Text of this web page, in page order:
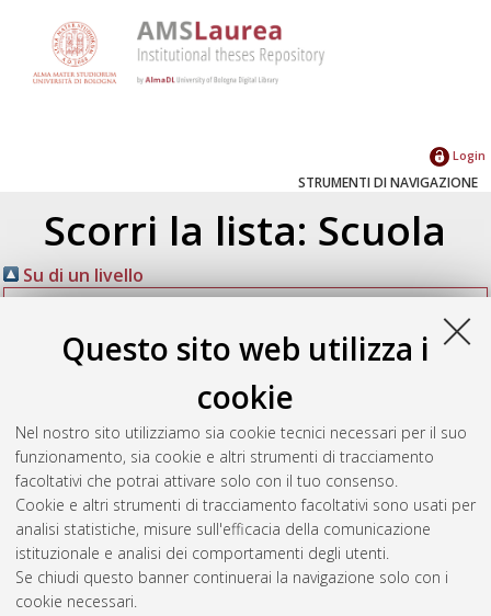
Questo sito web utilizza i
cookie
Nel nostro sito utilizziamo sia cookie tecnici necessari per il suo
funzionamento, sia cookie e altri strumenti di tracciamento
facoltativi che potrai attivare solo con il tuo consenso.
Cookie e altri strumenti di tracciamento facoltativi sono usati per
analisi statistiche, misure sull'efficacia della comunicazione
istituzionale e analisi dei comportamenti degli utenti.
Se chiudi questo banner continuerai la navigazione solo con i
cookie necessari.
Login
STRUMENTI DI NAVIGAZIONE
Scorri la lista: Scuola
Su di un livello
Scienze dell'informazione [L-Ante DM509] -
Seleziona un valore dall'elenco sottostante.
2022 (1)
2015(2)
2014(1)
2012(1)